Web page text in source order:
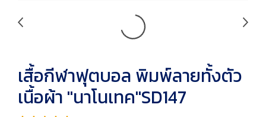
เสื้อกีฬาฟุตบอล พิมพ์ลายทั้งตัว
เนื้อผ้า "นาโนเทค"SD147